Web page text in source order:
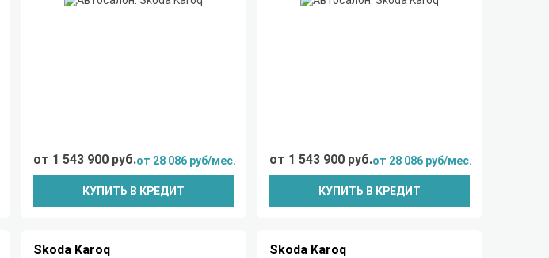
от 1 543 900 руб.от 28 086 руб/мес.
КУПИТЬ В КРЕДИТ
от 1 543 900 руб.от 28 086 руб/мес.
КУПИТЬ В КРЕДИТ
Skoda Karoq Skoda Karoq